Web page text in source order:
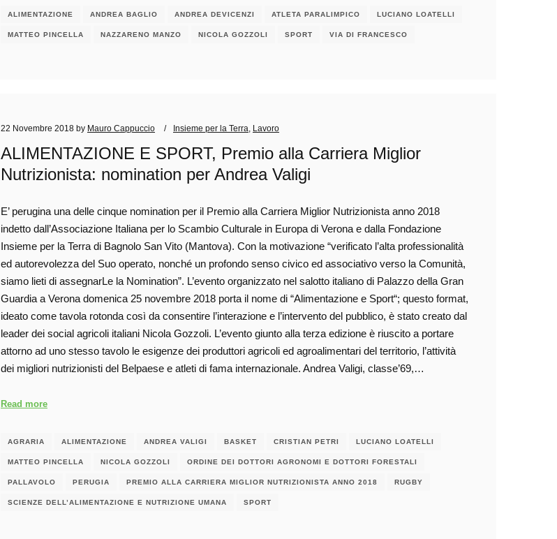
ALIMENTAZIONE ANDREA BAGLIO ANDREA DEVICENZI ATLETA PARALIMPICO LUCIANO LOATELLI
MATTEO PINCELLA NAZZARENO MANZO NICOLA GOZZOLI SPORT VIA DI FRANCESCO
22 Novembre 2018 by Mauro Cappuccio Insieme per la Terra Lavoro
ALIMENTAZIONE E SPORT, Premio alla Carriera Miglior
Nutrizionista: nomination per Andrea Valigi
E’ perugina una delle cinque nomination per il Premio alla Carriera Miglior Nutrizionista anno 2018
indetto dall’Associazione Italiana per lo Scambio Culturale in Europa di Verona e dalla Fondazione
Insieme per la Terra di Bagnolo San Vito (Mantova). Con la motivazione “verificato l’alta professionalità
ed autorevolezza del Suo operato, nonché un profondo senso civico ed associativo verso la Comunità,
siamo lieti di assegnarLe la Nomination”. L’evento organizzato nel salotto italiano di Palazzo della Gran
Guardia a Verona domenica 25 novembre 2018 porta il nome di “Alimentazione e Sport“; questo format,
ideato come tavola rotonda così da consentire l’interazione e l’intervento del pubblico, è stato creato dal
leader dei social agricoli italiani Nicola Gozzoli. L’evento giunto alla terza edizione è riuscito a portare
attorno ad uno stesso tavolo le esigenze dei produttori agricoli ed agroalimentari del territorio, l’attività
dei migliori nutrizionisti del Belpaese e atleti di fama internazionale. Andrea Valigi, classe’69,…
Read more
AGRARIA ALIMENTAZIONE ANDREA VALIGI BASKET CRISTIAN PETRI LUCIANO LOATELLI
MATTEO PINCELLA NICOLA GOZZOLI ORDINE DEI DOTTORI AGRONOMI E DOTTORI FORESTALI
PALLAVOLO PERUGIA PREMIO ALLA CARRIERA MIGLIOR NUTRIZIONISTA ANNO 2018 RUGBY
SCIENZE DELL’ALIMENTAZIONE E NUTRIZIONE UMANA SPORT